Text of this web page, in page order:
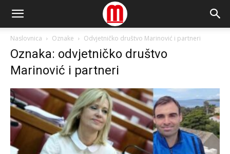
Naslovnica Oznake Odvjetničko društvo Marinović i partneri
Oznaka: odvjetničko društvo
Marinović i partneri